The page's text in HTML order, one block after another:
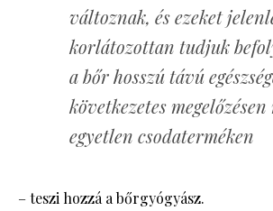
változnak, és ezeket
korlátozottan tudjuk
a bőr hosszú távú
következetes
egyetlen csodaterméken
– teszi hozzá a bőrgyógyász.